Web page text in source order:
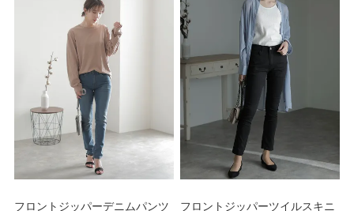
フロントジッパーデニムパンツ
フロントジッパーツイルスキニ